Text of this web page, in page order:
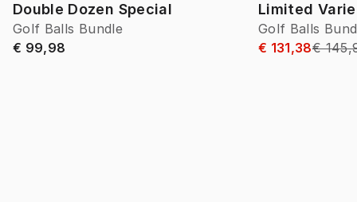
Double Dozen Special
Golf Balls Bundle
€ 99,98
Limited
Golf Balls
€ 131,38€